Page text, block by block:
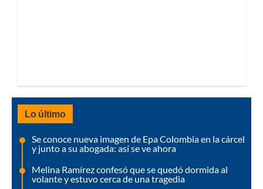
Lo último
Se conoce nueva imagen de Epa Colombia en la cárcel
y junto a su abogada: así se ve ahora
Melina Ramírez confesó que se quedó dormida al
volante y estuvo cerca de una tragedia